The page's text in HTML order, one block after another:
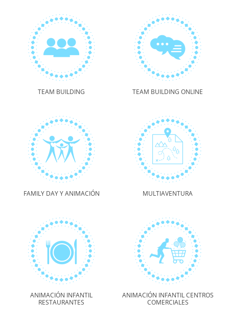
TEAM BUILDING TEAM BUILDING ONLINE
FAMILY DAY Y ANIMACIÓN MULTIAVENTURA
ANIMACIÓN INFANTIL
RESTAURANTES
ANIMACIÓN INFANTIL CENTROS
COMERCIALES